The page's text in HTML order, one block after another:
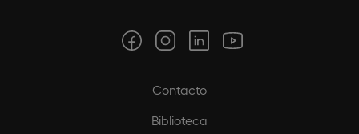
Contacto
Biblioteca